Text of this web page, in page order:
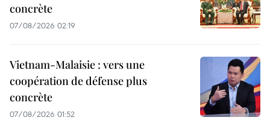
concrète
07/08/2026 02:19
Vietnam-Malaisie : vers une
coopération de défense plus
concrète
07/08/2026 01:52